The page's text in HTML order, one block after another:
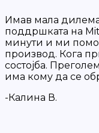
Имав мала
поддршката на
минути и ми
производ. Кога
состојба.
има кому да се
-Калина В.